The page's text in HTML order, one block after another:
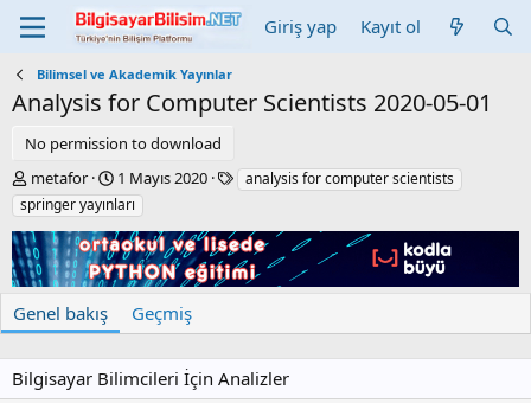
Giriş yap Kayıt ol
Bilimsel ve Akademik Yayınlar
Analysis for Computer Scientists 2020-05-01
No permission to download
Y
a
z
a
r
metafor
C
r
e
a
t
i
n
a
t
1 Mayıs 2020
E
k
e
t
analysis for computer scientists
springer yayınları
Genel bakış Geçmiş
Bilgisayar Bilimcileri İçin Analizler